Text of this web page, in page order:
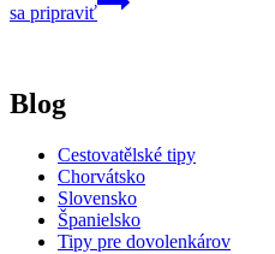
sa pripraviť
Blog
Cestovatělské tipy
Chorvátsko
Slovensko
Španielsko
Tipy pre dovolenkárov